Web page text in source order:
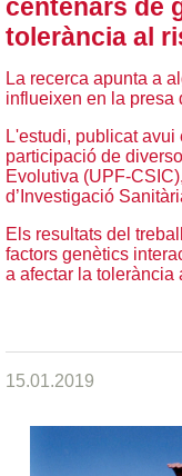
centenars de
tolerància al
La recerca apunta a
influeixen en la presa
L'estudi, publicat
participació de
Evolutiva (UPF-
d’Investigació
Els resultats del
factors genètics
a afectar la tolerància
15.01.2019